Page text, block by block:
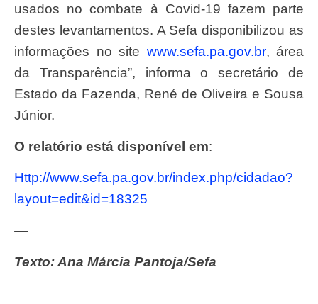
usados no combate à Covid-19 fazem parte
destes levantamentos. A Sefa disponibilizou as
informações no site www.sefa.pa.gov.br, área
da Transparência”, informa o secretário de
Estado da Fazenda, René de Oliveira e Sousa
Júnior.
O relatório está disponível em:
http://www.sefa.pa.gov.br/index.php/cidadao?
layout=edit&id=18325
—
Texto: Ana Márcia Pantoja/Sefa